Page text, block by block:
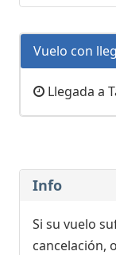
Vuelo con
Llegada a
Info
Si su vuelo
cancelación,